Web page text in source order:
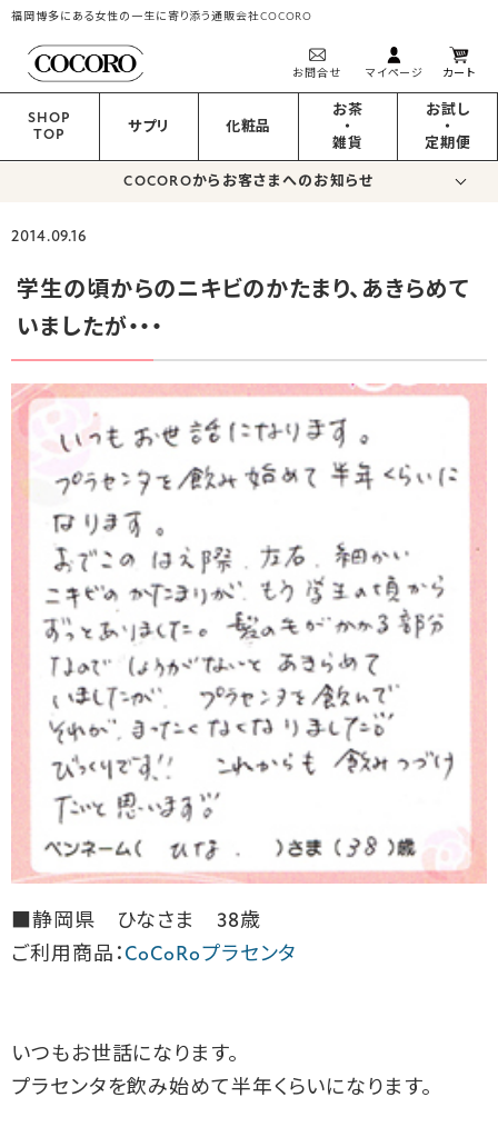
福岡博多にある女性の一生に寄り添う通販会社COCORO
お問合せ マイページ カート
SHOP
TOP
サプリ 化粧品
お茶
・
雑貨
お試し
・
定期便
COCOROからお客さまへのお知らせ
2014.09.16
学生の頃からのニキビのかたまり、あきらめて
いましたが・・・
■静岡県 ひなさま 38歳
ご利用商品： CoCoRoプラセンタ
いつもお世話になります。
プラセンタを飲み始めて半年くらいになります。